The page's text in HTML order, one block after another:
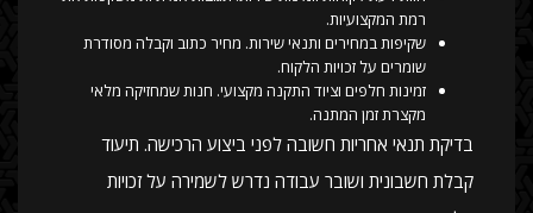
רמת המקצועיות.
שקיפות במחירים ותנאי שירות. מחיר כתוב וקבלה מסודרת
שומרים על זכויות הלקוח.
זמינות חלפים וציוד התקנה מקצועי. חנות שמחזיקה מלאי
מקצרת זמן המתנה.
בדיקת תנאי אחריות חשובה לפני ביצוע הרכישה. תיעוד
קבלת חשבונית ושובר עבודה נדרש לשמירה על זכויות